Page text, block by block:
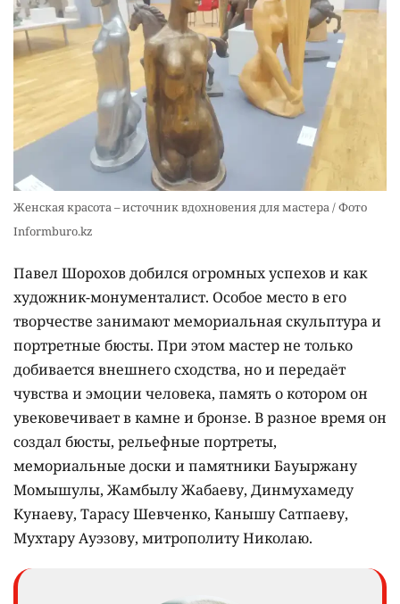
Женская красота – источник вдохновения для мастера / Фото
Informburo.kz
Павел Шорохов добился огромных успехов и как
художник-монументалист. Особое место в его
творчестве занимают мемориальная скульптура и
портретные бюсты. При этом мастер не только
добивается внешнего сходства, но и передаёт
чувства и эмоции человека, память о котором он
увековечивает в камне и бронзе. В разное время он
создал бюсты, рельефные портреты,
мемориальные доски и памятники Бауыржану
Момышулы, Жамбылу Жабаеву, Динмухамеду
Кунаеву, Тарасу Шевченко, Канышу Сатпаеву,
Мухтару Ауэзову, митрополиту Николаю.